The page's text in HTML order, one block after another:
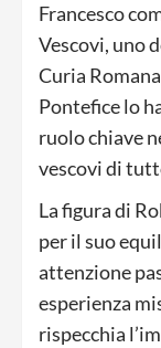
Francesco
Vescovi, uno
Curia
Pontefice lo
ruolo chiave
vescovi di
La figura di
per il suo
attenzione
esperienza
rispecchia